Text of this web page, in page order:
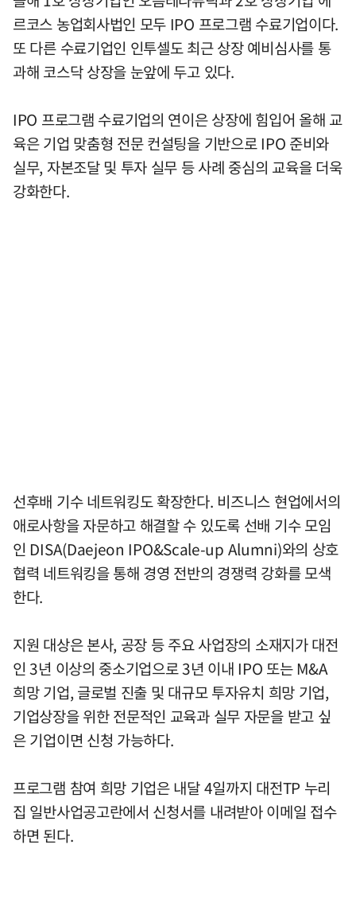
르코스 농업회사법인 모두 IPO 프로그램 수료기업이다.
또 다른 수료기업인 인투셀도 최근 상장 예비심사를 통
과해 코스닥 상장을 눈앞에 두고 있다.
IPO 프로그램 수료기업의 연이은 상장에 힘입어 올해 교
육은 기업 맞춤형 전문 컨설팅을 기반으로 IPO 준비와
실무, 자본조달 및 투자 실무 등 사례 중심의 교육을 더욱
강화한다.
선후배 기수 네트워킹도 확장한다. 비즈니스 현업에서의
애로사항을 자문하고 해결할 수 있도록 선배 기수 모임
인 DISA(Daejeon IPO&Scale-up Alumni)와의 상호
협력 네트워킹을 통해 경영 전반의 경쟁력 강화를 모색
한다.
지원 대상은 본사, 공장 등 주요 사업장의 소재지가 대전
인 3년 이상의 중소기업으로 3년 이내 IPO 또는 M&A
희망 기업, 글로벌 진출 및 대규모 투자유치 희망 기업,
기업상장을 위한 전문적인 교육과 실무 자문을 받고 싶
은 기업이면 신청 가능하다.
프로그램 참여 희망 기업은 내달 4일까지 대전TP 누리
집 일반사업공고란에서 신청서를 내려받아 이메일 접수
하면 된다.